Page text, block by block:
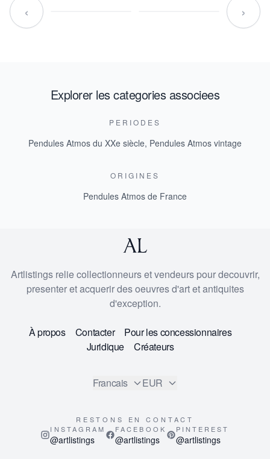
‹ ›
Explorer les categories associees
PERIODES
Pendules Atmos du XXe siècle, Pendules Atmos vintage
ORIGINES
Pendules Atmos de France
Artlistings relie collectionneurs et vendeurs pour decouvrir,
presenter et acquerir des oeuvres d'art et antiquites
d'exception.
À propos Contacter
Pour les concessionnaires
Juridique
Créateurs
Francais EUR
RESTONS EN CONTACT
INSTAGRAM
@artlistings
FACEBOOK
@artlistings
PINTEREST
@artlistings